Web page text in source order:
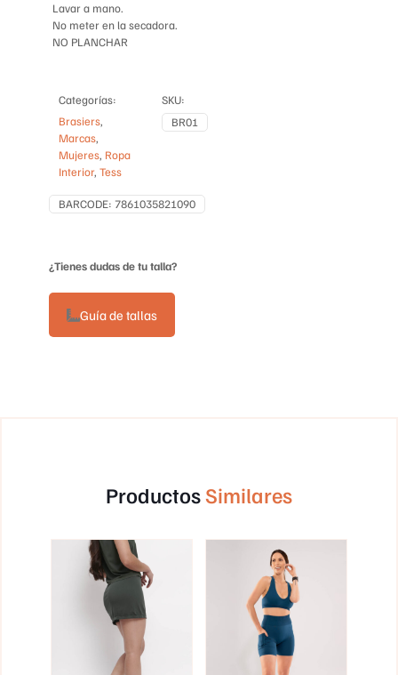
Lavar a mano.
No meter en la secadora.
NO PLANCHAR
Categorías:
Brasiers,
Marcas,
Mujeres, Ropa
Interior,Tess
SKU:
BR01
BARCODE: 7861035821090
¿Tienes dudas de tu talla?
Guía de tallas
ProductosSimilares